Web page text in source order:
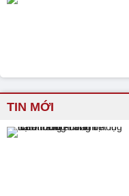
TIN MỚI